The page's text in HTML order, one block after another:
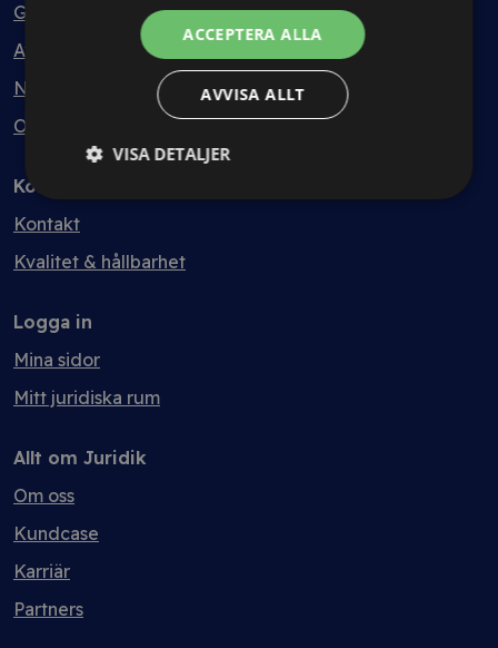
Guider
Avtalsmallar
Nyheter
Ordlista
Kontakt
Kontakt
Kvalitet & hållbarhet
Logga in
Mina sidor
Mitt juridiska rum
Allt om Juridik
Om oss
Kundcase
Karriär
Partners
ACCEPTERA ALLA
AVVISA ALLT
VISA DETALJER